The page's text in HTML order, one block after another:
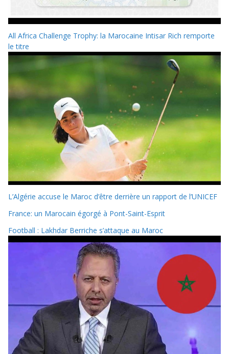
All Africa Challenge Trophy: la Marocaine Intisar Rich remporte
le titre
L’Algérie accuse le Maroc d’être derrière un rapport de l’UNICEF
France: un Marocain égorgé à Pont-Saint-Esprit
Football : Lakhdar Berriche s’attaque au Maroc